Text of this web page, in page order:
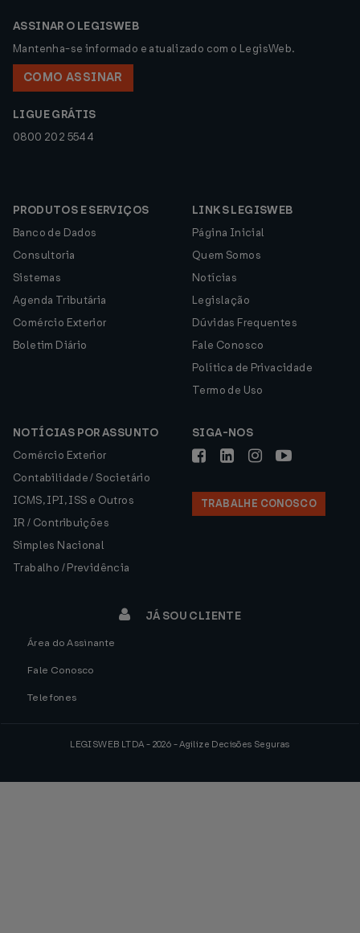
ASSINAR O LEGISWEB
Mantenha-se informado e atualizado com o LegisWeb.
COMO ASSINAR
LIGUE GRÁTIS
0800 202 5544
PRODUTOS E SERVIÇOS
Banco de Dados
Consultoria
Sistemas
Agenda Tributária
Comércio Exterior
Boletim Diário
LINKS LEGISWEB
Página Inicial
Quem Somos
Notícias
Legislação
Dúvidas Frequentes
Fale Conosco
Política de Privacidade
Termo de Uso
NOTÍCIAS POR ASSUNTO
Comércio Exterior
Contabilidade / Societário
ICMS, IPI, ISS e Outros
IR / Contribuições
Simples Nacional
Trabalho / Previdência
SIGA-NOS
TRABALHE CONOSCO
JÁ SOU CLIENTE
Área do Assinante
Fale Conosco
Telefones
LEGISWEB LTDA - 2026 - Agilize Decisões Seguras